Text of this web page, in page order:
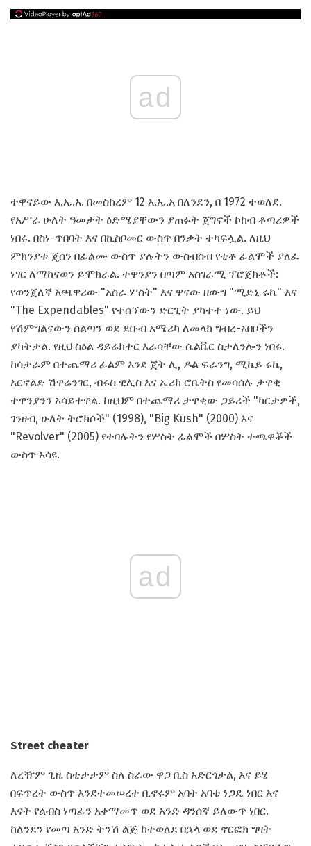
ad
ተዋናይው እ.ኤ.አ. በመስከረም 12 እ.ኤ.አ በለንደን, በ 1972 ተወለደ.
የአሥራ ሁለት ዓመታት ዕድሜያቸውን ያጠፉት ጀግኖች ኮከብ ቆጣሪዎች
ነበሩ. በስነ-ጥበባት እና በኪስቦመር ውስጥ በንቃት ተካፍሏል. ለዚህ
ምክንያቱ ጄሰን በፊልሙ ውስጥ ያሉትን ውስብስብ የቲቶ ፊልሞች ያለፈ
ነገር ለማከናወን ይሞክራል. ተዋንያን በጣም አስገራሚ ፕሮጀክቶች:
የወንጀለኛ አጫዋሪው "አስራ ሦስት" እና ዋናው ዘውግ "ሚድኒ ሩኬ" እና
"The Expendables" የተሰኘውን ድርጊት ያካተተ ነው. ይህ
የሽምግልናውን ስልጣን ወደ ደቡብ አሜሪካ ለመላክ ግብረ-አበቦችን
ያካትታል. የዚህ ስዕል ዳይሬክተር እራሳቸው ሴልቬር ስታለንሎን ነበሩ.
ከሳታራም በተጨማሪ ፊልም እንደ ጀት ሊ, ዶል ፍራንግ, ሚኬይ ሩኬ,
አርኖልድ ሽዋሬንገር, ብሩስ ዊሊስ እና ኤሪክ ሮቤትስ የመሳሰሉ ታዋቂ
ተዋንያንን አሳይተዋል. ከዚህም በተጨማሪ ታዋቂው ጋይሪች "ካርታዎች,
ገንዘብ, ሁለት ትሮክሶች" (1998), "Big Kush" (2000) እና
"Revolver" (2005) የተባሉትን የሦስት ፊልሞች በሦስት ተጫዋቾች
ውስጥ አሳዩ.
ad
Street cheater
ለረዥም ጊዜ ስቲታታም ስለ ስራው ዋጋ ቢስ አድርጎታል, እና ይሄ
በፍጥረት ውስጥ እንደተመሠረተ ቢኖሩም አባት አባቴ ነጋዴ ነበር እና
እናት የልብስ ነጣፊን አቀማመጥ ወደ አንድ ዳንሰኛ ይለውጥ ነበር.
ከለንደን የመጣ አንድ ትንሽ ልጅ ከተወለደ በኋላ ወደ ኖርፎክ ግዛት